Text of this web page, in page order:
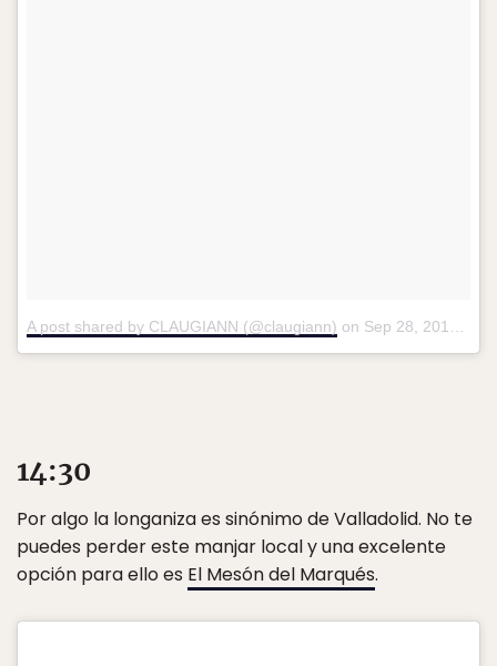
A post shared by CLAUGIANN (@claugiann) on Sep 28, 2017 at 2:48pm PDT
14:30
Por algo la longaniza es sinónimo de Valladolid. No te
puedes perder este manjar local y una excelente
opción para ello es El Mesón del Marqués.